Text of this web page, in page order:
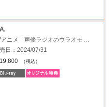
アニメ「声優ラジオのウラオモ …
日：2024/07/31
（税込）